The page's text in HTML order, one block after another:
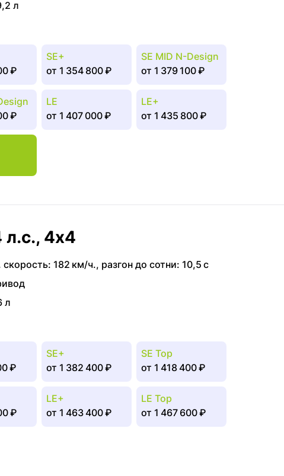
л
₽
SE+
от 1 354 800 ₽
SE MID N-Design
от 1 379 100 ₽
₽
LE
от 1 407 000 ₽
LE+
от 1 435 800 ₽
л.с., 4x4
скорость: 182 км/ч., разгон до сотни: 10,5 с
л
₽
SE+
от 1 382 400 ₽
SE Top
от 1 418 400 ₽
₽
LE+
от 1 463 400 ₽
LE Top
от 1 467 600 ₽